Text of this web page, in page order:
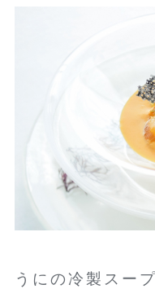
うにの冷製スープ